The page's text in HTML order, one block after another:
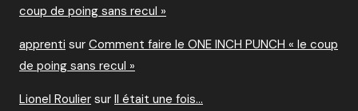
coup de poing sans recul »
apprenti sur Comment faire le ONE INCH PUNCH « le coup
de poing sans recul »
Lionel Roulier sur Il était une fois…